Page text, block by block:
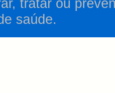
tratar ou
saúde.